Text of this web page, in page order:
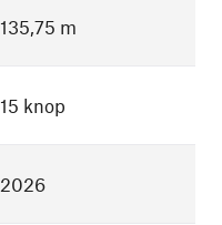
135,75 m
15 knop
2026